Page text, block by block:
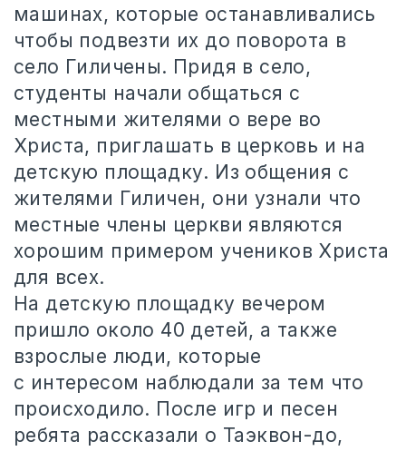
машинах, которые останавливались
чтобы подвезти их до поворота в
село Гиличены. Придя в село,
студенты начали общаться с
местными жителями о вере во
Христа, приглашать в церковь и на
детскую площадку. Из общения с
жителями Гиличен, они узнали что
местные члены церкви являются
хорошим примером учеников Христа
для всех.
На детскую площадку вечером
пришло около 40 детей, а также
взрослые люди, которые
с интересом наблюдали за тем что
происходило. После игр и песен
ребята рассказали о Таэквон-до,